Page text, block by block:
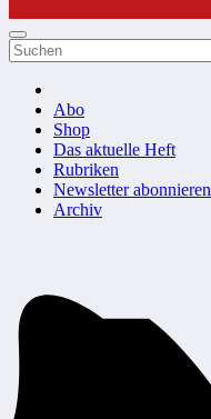
Abo
Shop
Das aktuelle Heft
Rubriken
Newsletter abonnieren
Archiv